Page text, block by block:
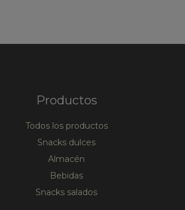
Productos
Todos los productos
Snacks dulces
Almacén
Bebidas
Snacks salados